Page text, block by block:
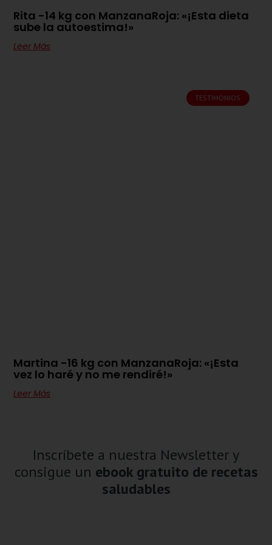
Rita -14 kg con ManzanaRoja: «¡Esta dieta
sube la autoestima!»
Leer Más
TESTIMONIOS
Martina -16 kg con ManzanaRoja: «¡Esta
vez lo haré y no me rendiré!»
Leer Más
Inscríbete a nuestra Newsletter y
consigue un ebook gratuito de recetas
saludables